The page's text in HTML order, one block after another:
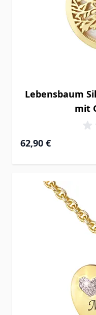
Lebensbaum
mit
62,90 €